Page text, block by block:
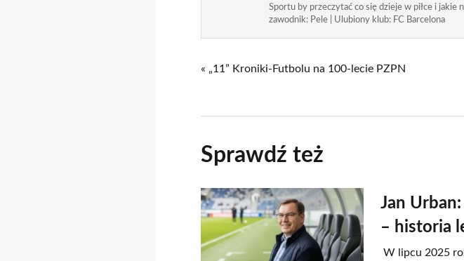
Sportu by przeczytać co się dzieje w piłce i
zawodnik: Pele | Ulubiony klub: FC Barcelona
« „11” Kroniki-Futbolu na 100-lecie PZPN
Sprawdź też
Jan
– historia
W lipcu 2025